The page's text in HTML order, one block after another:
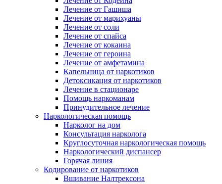
Лечение от Гашиша
Лечение от марихуаны
Лечение от соли
Лечение от спайса
Лечение от кокаина
Лечение от героина
Лечение от амфетамина
Капельница от наркотиков
Детоксикация от наркотиков
Лечение в стационаре
Помощь наркоманам
Принудительное лечение
Наркологическая помощь
Нарколог на дом
Консультация нарколога
Круглосуточная наркологическая помощь
Наркологический диспансер
Горячая линия
Кодирование от наркотиков
Вшивание Налтрексона